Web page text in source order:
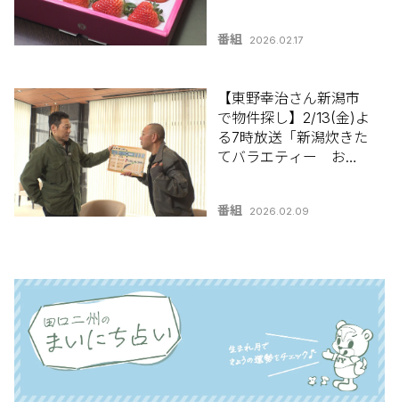
番組 2026.02.17
【東野幸治さん新潟市
で物件探し】2/13(金)よ
る7時放送「新潟炊きた
てバラエティー おに
番組 2026.02.09